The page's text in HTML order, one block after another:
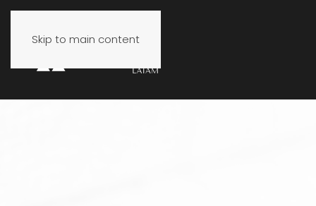
Skip to main content